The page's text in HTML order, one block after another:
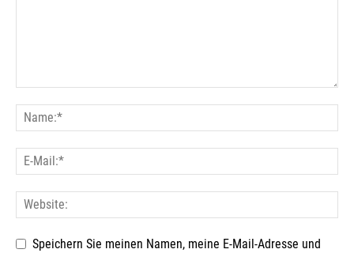
Speichern Sie meinen Namen, meine E-Mail-Adresse und